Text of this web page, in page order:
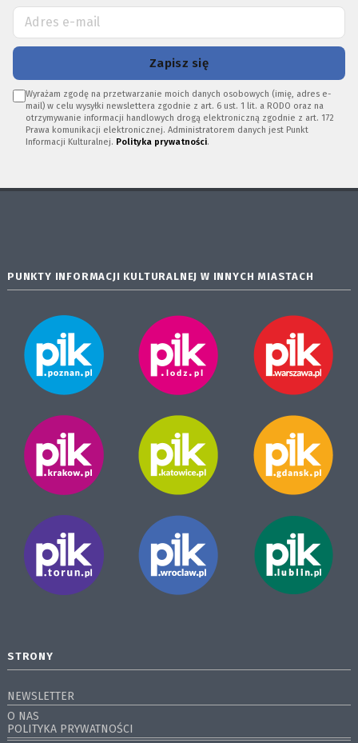
Zapisz się
Wyrażam zgodę na przetwarzanie moich danych osobowych (imię, adres e-
mail) w celu wysyłki newslettera zgodnie z art. 6 ust. 1 lit. a RODO oraz na
otrzymywanie informacji handlowych drogą elektroniczną zgodnie z art. 172
Prawa komunikacji elektronicznej. Administratorem danych jest Punkt
Informacji Kulturalnej. Polityka prywatności.
PUNKTY INFORMACJI KULTURALNEJ W INNYCH MIASTACH
STRONY
NEWSLETTER
O NAS
POLITYKA PRYWATNOŚCI